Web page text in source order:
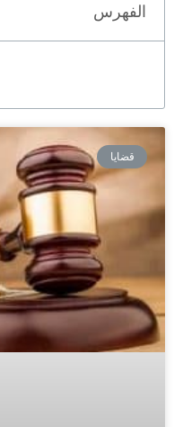
الفهرس
قضايا